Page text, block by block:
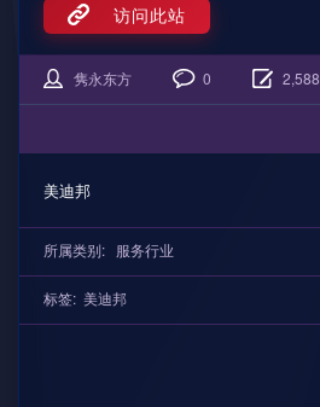
访问此站
隽永东方 0 2,588
美迪邦
所属类别: 服务行业
标签: 美迪邦